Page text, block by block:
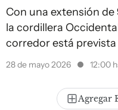
Con una extensión
la cordillera
corredor está
28 de mayo 2026 12:00
Agregar